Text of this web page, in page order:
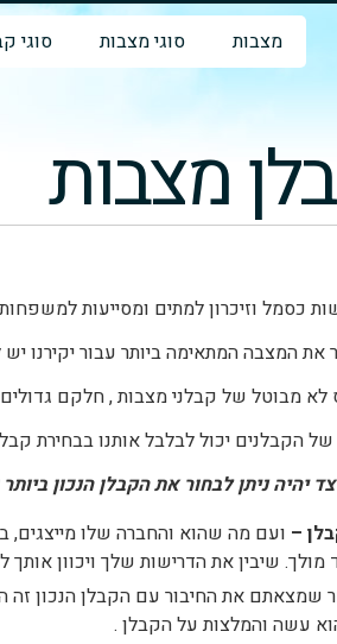
מצבות סוגי מצבות סוגי
מצבות
כסמל וזיכרון למתים ומסייעות
את המצבה המתאימה ביותר עבור יקירנו
לא מבוטל של קבלני מצבות , חלקם
הקבלנים יכול לבלבל אותנו בבחירת
יהיה ניתן לבחור את הקבלן הנכון ביותר
– ועם מה שהוא והחברה שלו מייצגים,
שיבין את הדרישות שלך ויכוון
שמצאתם את החיבור עם הקבלן הנכון זה
עשה והמלצות על הקבלן .